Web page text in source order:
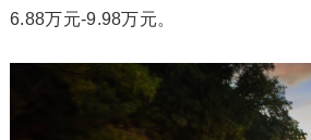
6.88万元-9.98万元。